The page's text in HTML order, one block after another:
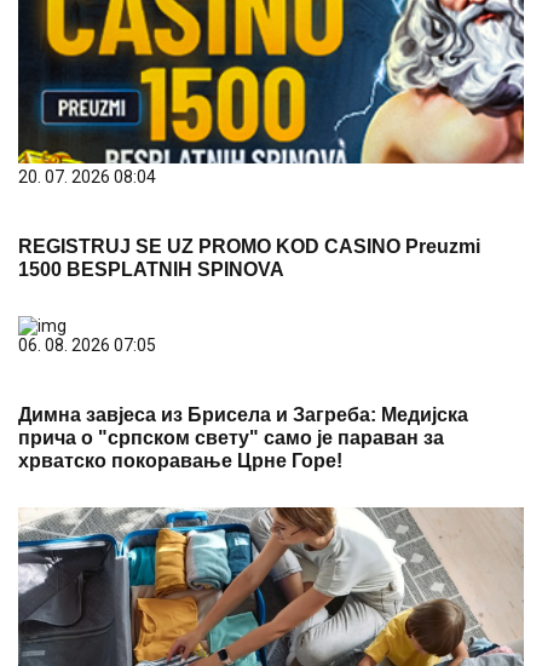
20. 07. 2026 08:04
REGISTRUJ SE UZ PROMO KOD CASINO Preuzmi
1500 BESPLATNIH SPINOVA
06. 08. 2026 07:05
Димна завјеса из Брисела и Загреба: Медијска
прича о "српском свету" само је параван за
хрватско покоравање Црне Горе!